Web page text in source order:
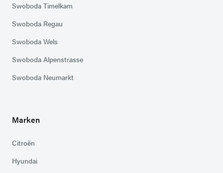
Swoboda Timelkam
Swoboda Regau
Swoboda Wels
Swoboda Alpenstrasse
Swoboda Neumarkt
Marken
Citroën
Hyundai